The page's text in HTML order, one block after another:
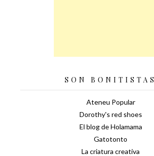
SON BONITISTAS
Ateneu Popular
Dorothy's red shoes
El blog de Holamama
Gatotonto
La criatura creativa